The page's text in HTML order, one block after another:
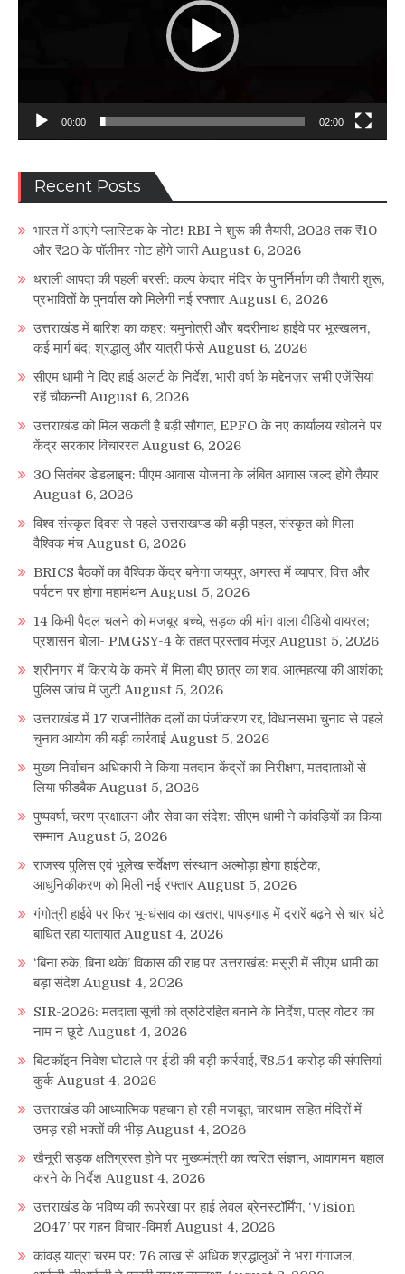
00:00 02:00
Recent Posts
भारत में आएंगे प्लास्टिक के नोट! RBI ने शुरू की तैयारी, 2028 तक ₹10
और ₹20 के पॉलीमर नोट होंगे जारी August 6, 2026
धराली आपदा की पहली बरसी: कल्प केदार मंदिर के पुनर्निर्माण की तैयारी शुरू,
प्रभावितों के पुनर्वास को मिलेगी नई रफ्तार August 6, 2026
उत्तराखंड में बारिश का कहर: यमुनोत्री और बदरीनाथ हाईवे पर भूस्खलन,
कई मार्ग बंद; श्रद्धालु और यात्री फंसे August 6, 2026
सीएम धामी ने दिए हाई अलर्ट के निर्देश, भारी वर्षा के मद्देनज़र सभी एजेंसियां
रहें चौकन्नी August 6, 2026
उत्तराखंड को मिल सकती है बड़ी सौगात, EPFO के नए कार्यालय खोलने पर
केंद्र सरकार विचाररत August 6, 2026
30 सितंबर डेडलाइन: पीएम आवास योजना के लंबित आवास जल्द होंगे तैयार
August 6, 2026
विश्व संस्कृत दिवस से पहले उत्तराखण्ड की बड़ी पहल, संस्कृत को मिला
वैश्विक मंच August 6, 2026
BRICS बैठकों का वैश्विक केंद्र बनेगा जयपुर, अगस्त में व्यापार, वित्त और
पर्यटन पर होगा महामंथन August 5, 2026
14 किमी पैदल चलने को मजबूर बच्चे, सड़क की मांग वाला वीडियो वायरल;
प्रशासन बोला- PMGSY-4 के तहत प्रस्ताव मंजूर August 5, 2026
श्रीनगर में किराये के कमरे में मिला बीए छात्र का शव, आत्महत्या की आशंका;
पुलिस जांच में जुटी August 5, 2026
उत्तराखंड में 17 राजनीतिक दलों का पंजीकरण रद्द, विधानसभा चुनाव से पहले
चुनाव आयोग की बड़ी कार्रवाई August 5, 2026
मुख्य निर्वाचन अधिकारी ने किया मतदान केंद्रों का निरीक्षण, मतदाताओं से
लिया फीडबैक August 5, 2026
पुष्पवर्षा, चरण प्रक्षालन और सेवा का संदेश: सीएम धामी ने कांवड़ियों का किया
सम्मान August 5, 2026
राजस्व पुलिस एवं भूलेख सर्वेक्षण संस्थान अल्मोड़ा होगा हाईटेक,
आधुनिकीकरण को मिली नई रफ्तार August 5, 2026
गंगोत्री हाईवे पर फिर भू-धंसाव का खतरा, पापड़गाड़ में दरारें बढ़ने से चार घंटे
बाधित रहा यातायात August 4, 2026
‘बिना रुके, बिना थके’ विकास की राह पर उत्तराखंड: मसूरी में सीएम धामी का
बड़ा संदेश August 4, 2026
SIR-2026: मतदाता सूची को त्रुटिरहित बनाने के निर्देश, पात्र वोटर का
नाम न छूटे August 4, 2026
बिटकॉइन निवेश घोटाले पर ईडी की बड़ी कार्रवाई, ₹8.54 करोड़ की संपत्तियां
कुर्क August 4, 2026
उत्तराखंड की आध्यात्मिक पहचान हो रही मजबूत, चारधाम सहित मंदिरों में
उमड़ रही भक्तों की भीड़ August 4, 2026
खैनूरी सड़क क्षतिग्रस्त होने पर मुख्यमंत्री का त्वरित संज्ञान, आवागमन बहाल
करने के निर्देश August 4, 2026
उत्तराखंड के भविष्य की रूपरेखा पर हाई लेवल ब्रेनस्टॉर्मिंग, ‘Vision
2047’ पर गहन विचार-विमर्श August 4, 2026
कांवड़ यात्रा चरम पर: 76 लाख से अधिक श्रद्धालुओं ने भरा गंगाजल,